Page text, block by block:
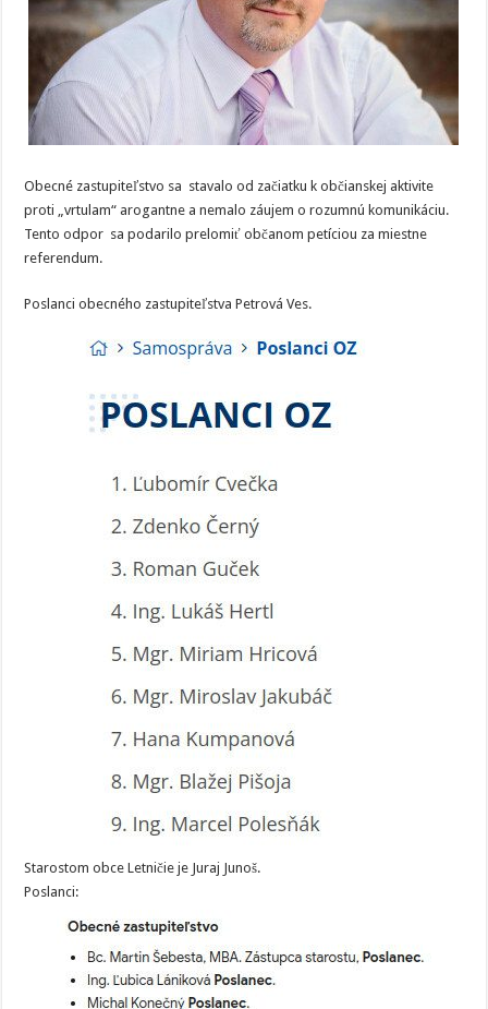
Obecné zastupiteľstvo sa stavalo od začiatku k občianskej aktivite
proti „vrtulam“ arogantne a nemalo záujem o rozumnú komunikáciu.
Tento odpor sa podarilo prelomiť občanom petíciou za miestne
referendum.
Poslanci obecného zastupiteľstva Petrová Ves.
Starostom obce Letničie je Juraj Junoš.
Poslanci: